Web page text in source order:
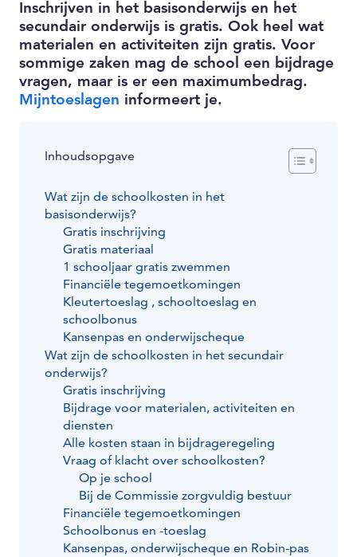
Inschrijven in het basisonderwijs en het
secundair onderwijs is gratis. Ook heel wat
materialen en activiteiten zijn gratis. Voor
sommige zaken mag de school een bijdrage
vragen, maar is er een maximumbedrag.
Mijntoeslagen informeert je.
Inhoudsopgave
Wat zijn de schoolkosten in het
basisonderwijs?
Gratis inschrijving
Gratis materiaal
1 schooljaar gratis zwemmen
Financiële tegemoetkomingen
Kleutertoeslag , schooltoeslag en
schoolbonus
Kansenpas en onderwijscheque
Wat zijn de schoolkosten in het secundair
onderwijs?
Gratis inschrijving
Bijdrage voor materialen, activiteiten en
diensten
Alle kosten staan in bijdrageregeling
Vraag of klacht over schoolkosten?
Op je school
Bij de Commissie zorgvuldig bestuur
Financiële tegemoetkomingen
Schoolbonus en -toeslag
Kansenpas, onderwijscheque en Robin-pas